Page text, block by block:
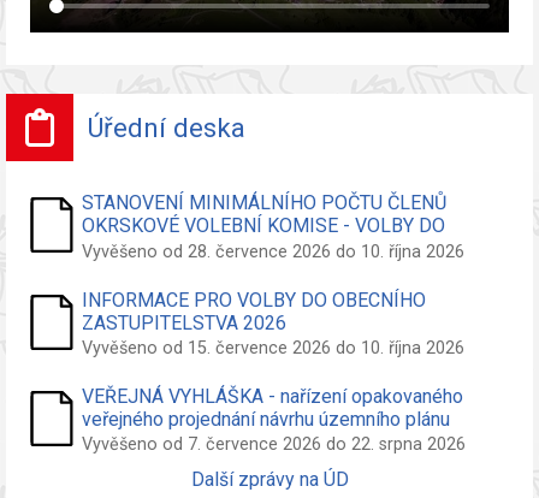
Úřední deska
STANOVENÍ MINIMÁLNÍHO POČTU ČLENŮ
OKRSKOVÉ VOLEBNÍ KOMISE - VOLBY DO
ZASTUPITELSTVA OBCE
Vyvěšeno od 28. července 2026 do 10. října 2026
INFORMACE PRO VOLBY DO OBECNÍHO
ZASTUPITELSTVA 2026
Vyvěšeno od 15. července 2026 do 10. října 2026
VEŘEJNÁ VYHLÁŠKA - nařízení opakovaného
veřejného projednání návrhu územního plánu
Vyvěšeno od 7. července 2026 do 22. srpna 2026
Další zprávy na ÚD